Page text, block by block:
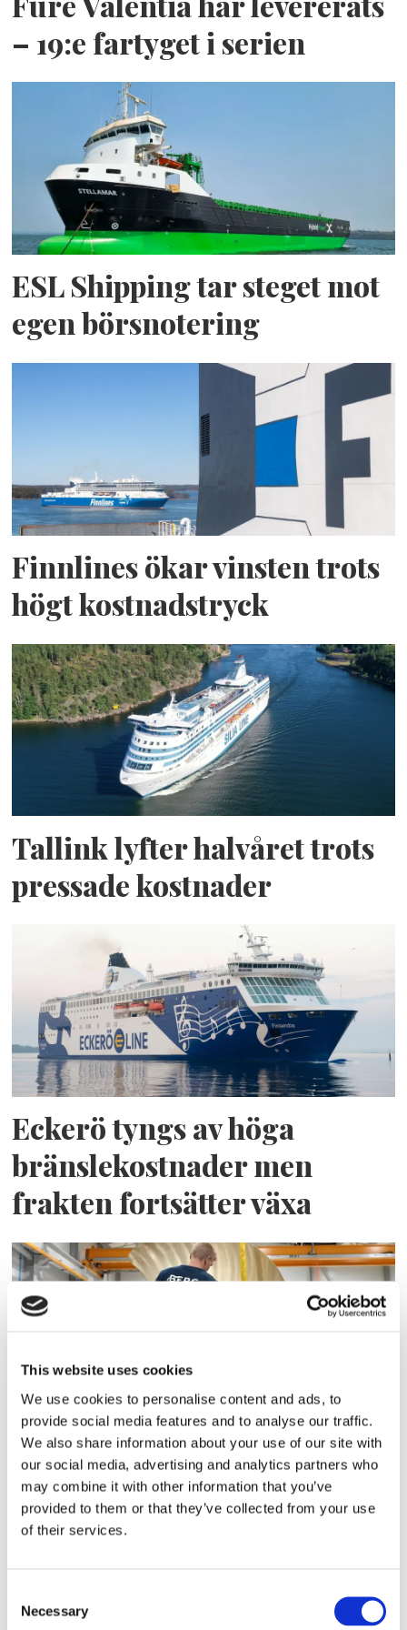
This website uses cookies
We use cookies to personalise content and ads, to
provide social media features and to analyse our traffic.
We also share information about your use of our site with
our social media, advertising and analytics partners who
may combine it with other information that you’ve
provided to them or that they’ve collected from your use
of their services.
Selection
Necessary
– 19:e fartyget i serien
ESL Shipping tar steget mot
egen börsnotering
Finnlines ökar vinsten trots
högt kostnadstryck
Tallink lyfter halvåret trots
pressade kostnader
Eckerö tyngs av höga
bränslekostnader men
frakten fortsätter växa
Storaffären: Kongsberg
Maritime köper Berg
Propulsion